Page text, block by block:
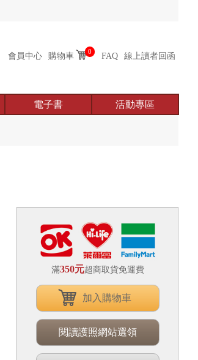
會員中心 購物車 0 FAQ 線上讀者回函
電子書 活動專區
滿350元超商取貨免運費
加入購物車
閱讀護照網站選領